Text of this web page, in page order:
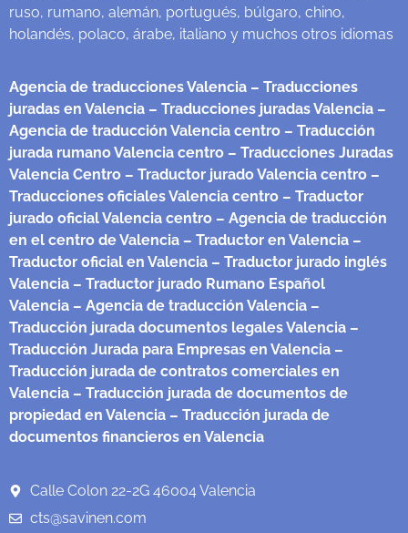
ruso, rumano, alemán, portugués, búlgaro, chino,
holandés, polaco, árabe, italiano y muchos otros idiomas
Agencia de traducciones Valencia – Traducciones
juradas en Valencia – Traducciones juradas Valencia –
Agencia de traducción Valencia centro – Traducción
jurada rumano Valencia centro – Traducciones Juradas
Valencia Centro – Traductor jurado Valencia centro –
Traducciones oficiales Valencia centro – Traductor
jurado oficial Valencia centro – Agencia de traducción
en el centro de Valencia – Traductor en Valencia –
Traductor oficial en Valencia – Traductor jurado inglés
Valencia – Traductor jurado Rumano Español
Valencia – Agencia de traducción Valencia –
Traducción jurada documentos legales Valencia –
Traducción Jurada para Empresas en Valencia –
Traducción jurada de contratos comerciales en
Valencia – Traducción jurada de documentos de
propiedad en Valencia – Traducción jurada de
documentos financieros en Valencia
Calle Colon 22-2G 46004 Valencia
cts@savinen.com